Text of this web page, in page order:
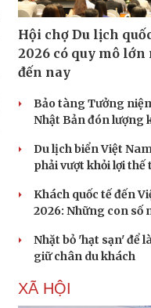
Hội chợ Du lịch
2026 có quy mô lớn
đến nay
Bảo tàng Tưởng
Nhật Bản đón lượng
Du lịch biển Việt
phải vượt khỏi lợi thế
Khách quốc tế đến
2026: Những con số
Nhặt bỏ 'hạt sạn' để
giữ chân du khách
XÃ HỘI